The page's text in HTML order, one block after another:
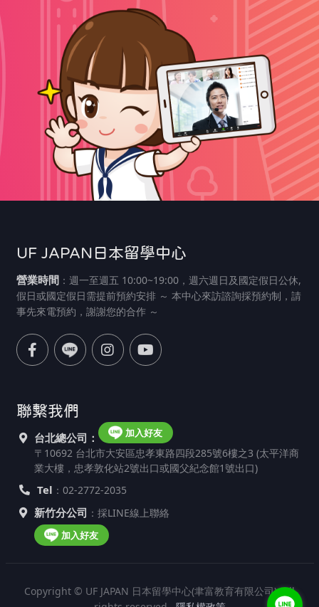
UF JAPAN日本留學中心
營業時間：週一至週五 10:00~19:00，週六週日及國定假日公休,
假日或國定假日需提前預約安排 ～ 本中心來訪諮詢採預約制，請
事先來電預約，謝謝您的合作 ～
聯繫我們
台北總公司： 加入好友
〒10692 台北市大安區忠孝東路四段285號6樓之3 (太平洋商
業大樓，忠孝敦化站2號出口或國父紀念館1號出口)
Tel ：02-2772-2035
新竹分公司 ：採LINE線上聯絡
加入好友
Copyright © UF JAPAN 日本留學中心(聿富教育有限公司). All